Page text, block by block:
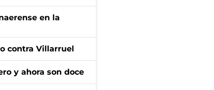
en la
contra Villarruel
y ahora son doce